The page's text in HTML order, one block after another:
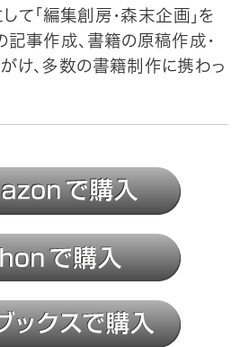
「編集創房・森末企画」を
記事作成、書籍の原稿作成・
け、多数の書籍制作に携わっ